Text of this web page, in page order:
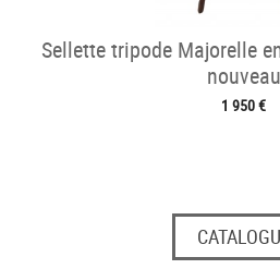
Sellette tripode Majorelle
nouveau
1 950 €